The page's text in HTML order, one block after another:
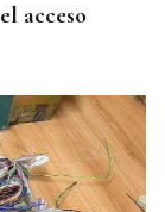
acceso